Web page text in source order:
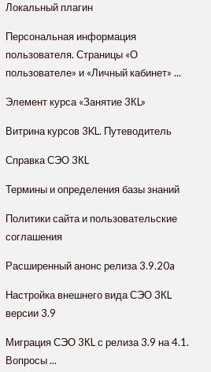
Локальный плагин
Персональная информация
пользователя. Страницы «О
пользователе» и «Личный кабинет» ...
Элемент курса «Занятие 3КL»
Витрина курсов 3KL. Путеводитель
Справка СЭО 3КL
Термины и определения базы знаний
Политики сайта и пользовательские
соглашения
Расширенный анонс релиза 3.9.20a
Настройка внешнего вида СЭО 3КL
версии 3.9
Миграция СЭО 3КL с релиза 3.9 на 4.1.
Вопросы ...